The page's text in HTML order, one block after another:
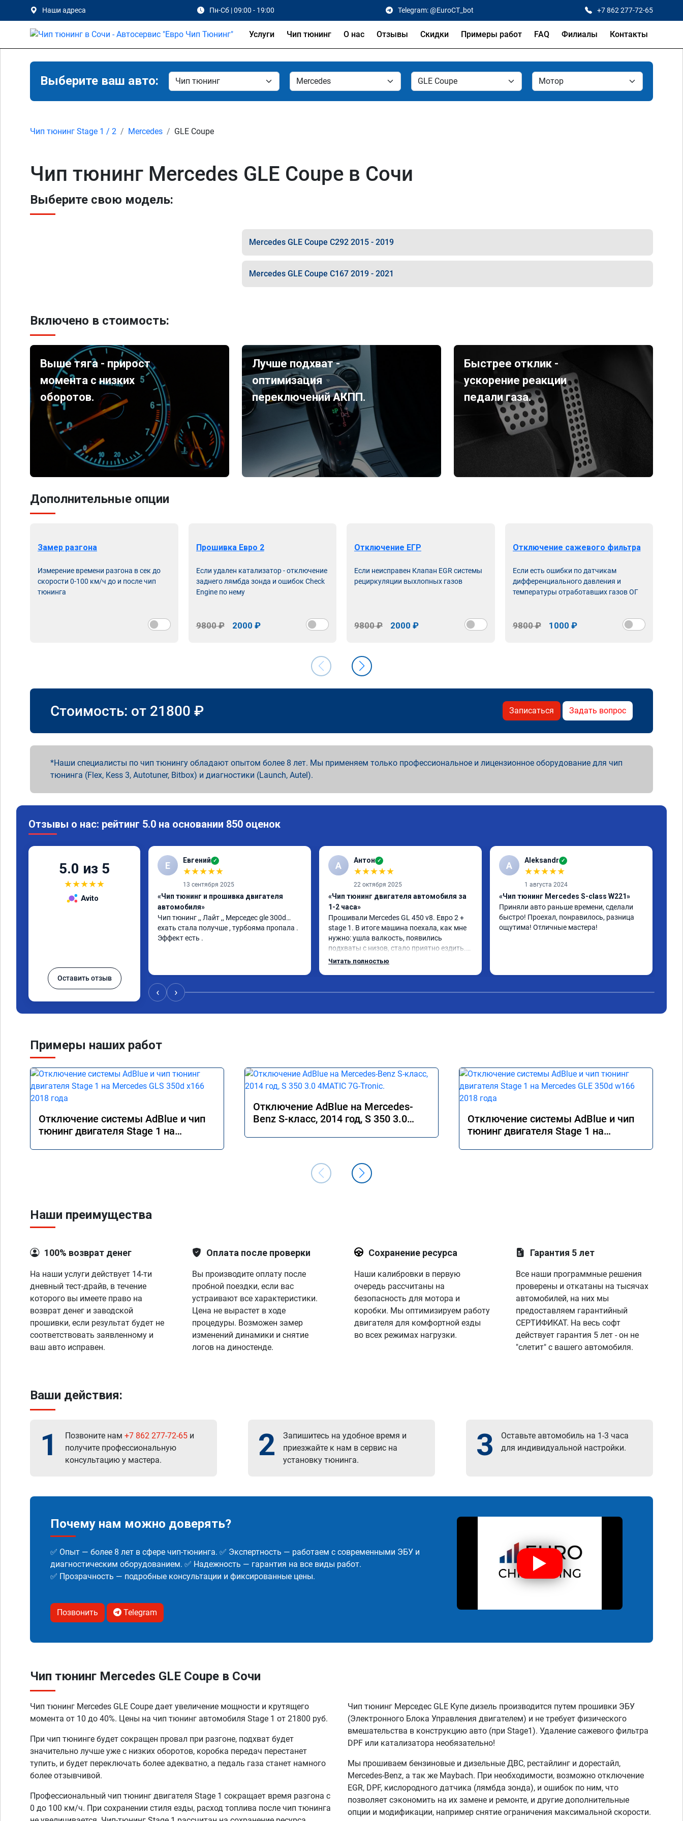
Наши адреса Пн-Сб | 09:00 - 19:00 Telegram: @EuroCT_bot +7 862 277-72-65
Услуги Чип тюнинг О нас Отзывы Скидки Примеры работ FAQ Филиалы Контакты
Выберите ваш авто:
Чип тюнинг Stage 1 / 2 Mercedes GLE Coupe
Чип тюнинг Mercedes GLE Coupe в Сочи
Выберите свою модель:
Mercedes GLE Coupe C292 2015 - 2019
Mercedes GLE Coupe C167 2019 - 2021
Включено в стоимость:
Выше тяга - прирост
момента с низких
оборотов.
Лучше подхват -
оптимизация
переключений АКПП.
Быстрее отклик -
ускорение реакции
педали газа.
Дополнительные опции
Замер разгона
Измерение времени разгона в сек до
скорости 0-100 км/ч до и после чип
тюнинга
Прошивка Евро 2
Если удален катализатор - отключение
заднего лямбда зонда и ошибок Check
Engine по нему
9800 ₽ 2000 ₽
Отключение ЕГР
Если неисправен Клапан EGR системы
рециркуляции выхлопных газов
9800 ₽ 2000 ₽
Отключение сажевого фильтра
Если есть ошибки по датчикам
дифференциального давления и
температуры отработавших газов ОГ
9800 ₽ 1000 ₽
Стоимость: от 21800 ₽ Записаться Задать вопрос
Наши специалисты по чип тюнингу обладают опытом более 8 лет. Мы применяем только профессиональное и лицензионное оборудование для чип
тюнинга (Flex, Kess 3, Autotuner, Bitbox) и диагностики (Launch, Autel).
Отзывы о нас: рейтинг 5.0 на основании 850 оценок
5.0 из 5
★★★★★
Avito
Оставить отзыв
Е Евгений ✓
★★★★★
13 сентября 2025
«Чип тюнинг и прошивка двигателя
автомобиля»
Чип тюнинг ,, Лайт ,, Мерседес gle 300d…
ехать стала получше , турбояма пропала .
Эффект есть .
А Антон ✓
★★★★★
22 октября 2025
«Чип тюнинг двигателя автомобиля за
1-2 часа»
Прошивали Mercedes GL 450 v8. Евро 2 +
stage 1. В итоге машина поехала, как мне
нужно: ушла валкость, появились
подхваты с низов, стало приятно ездить.
Одни из лучших трат, в авто! 🔥
Читать полностью
A Aleksandr ✓
★★★★★
1 августа 2024
«Чип тюнинг Mercedes S-class W221»
Приняли авто раньше времени, сделали
быстро! Проехал, понравилось, разница
ощутима! Отличные мастера!
‹ ›
Примеры наших работ
Отключение системы AdBlue и чип
тюнинг двигателя Stage 1 на
Отключение AdBlue на Mercedes-
Benz S-класс, 2014 год, S 350 3.0
Отключение системы AdBlue и чип
тюнинг двигателя Stage 1 на
Наши преимущества
100% возврат денег
На наши услуги действует 14-ти
дневный тест-драйв, в течение
которого вы имеете право на
возврат денег и заводской
прошивки, если результат будет не
соответствовать заявленному и
ваш авто исправен.
Оплата после проверки
Вы производите оплату после
пробной поездки, если вас
устраивают все характеристики.
Цена не вырастет в ходе
процедуры. Возможен замер
изменений динамики и снятие
логов на диностенде.
Сохранение ресурса
Наши калибровки в первую
очередь рассчитаны на
безопасность для мотора и
коробки. Мы оптимизируем работу
двигателя для комфортной езды
во всех режимах нагрузки.
Гарантия 5 лет
Все наши программные решения
проверены и откатаны на тысячах
автомобилей, на них мы
предоставляем гарантийный
СЕРТИФИКАТ. На весь софт
действует гарантия 5 лет - он не
"слетит" с вашего автомобиля.
Ваши действия:
1 Позвоните нам +7 862 277-72-65 и
получите профессиональную
консультацию у мастера.
2
Запишитесь на удобное время и
приезжайте к нам в сервис на
установку тюнинга.
3
Оставьте автомобиль на 1-3 часа
для индивидуальной настройки.
Почему нам можно доверять?
✅ Опыт — более 8 лет в сфере чип-тюнинга. ✅ Экспертность — работаем с современными ЭБУ и
диагностическим оборудованием. ✅ Надежность — гарантия на все виды работ.
✅ Прозрачность — подробные консультации и фиксированные цены.
Позвонить Telegram
Чип тюнинг Mercedes GLE Coupe в Сочи
Чип тюнинг Mercedes GLE Coupe дает увеличение мощности и крутящего
момента от 10 до 40%. Цены на чип тюнинг автомобиля Stage 1 от 21800 руб.
При чип тюнинге будет сокращен провал при разгоне, подхват будет
значительно лучше уже с низких оборотов, коробка передач перестанет
тупить, и будет переключать более адекватно, а педаль газа станет намного
более отзывчивой.
Профессиональный чип тюнинг двигателя Stage 1 сокращает время разгона с
0 до 100 км/ч. При сохранении стиля езды, расход топлива после чип тюнинга
Чип тюнинг Мерседес GLE Купе дизель производится путем прошивки ЭБУ
(Электронного Блока Управления двигателем) и не требует физического
вмешательства в конструкцию авто (при Stage1). Удаление сажевого фильтра
DPF или катализатора необязательно!
Мы прошиваем бензиновые и дизельные ДВС, рестайлинг и дорестайл,
Mercedes-Benz, а так же Maybach. При необходимости, возможно отключение
EGR, DPF, кислородного датчика (лямбда зонда), и ошибок по ним, что
позволяет сэкономить на их замене и ремонте, и другие дополнительные
опции и модификации, например снятие ограничения максимальной скорости.